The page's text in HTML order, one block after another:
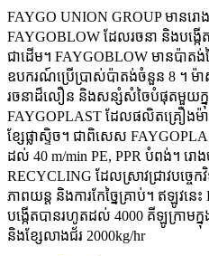
FAYGO UNION GROUP មានរ
FAYGOBLOW ដែលរចនា និងបង្កើ
ជាដើម។ FAYGOBLOW មានប៉ាតង់
ឧបករណ៍ប្រើប្រាស់ប៉ាតង់ចំនួន 8 ។ ម៉ាស៊ី
រចនាដ៏លឿន និងសន្សំសំចៃបំផុតមួយក្
FAYGOPLAST ដែលផលិតគ្រឿងម៉ាស៊ី
ខ្សែផ្លាស្ទិច។ ជាពិសេស
ដល់ 40 m/min PE, PPR បំពង់។ រោ
RECYCLING ដែលស្រាវជ្រាវបច្ចេកវិទ្
ភាពយន្ត និងការកែច្នៃគ្រាប់។ ឥឡូវន
បង្កើតបានរហូតដល់ 4000 គីឡូក្រាម
និងខ្សែលាងជ័រ 2000kg/hr